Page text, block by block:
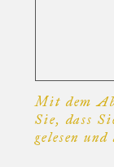
Mit dem
Sie, dass
gelesen